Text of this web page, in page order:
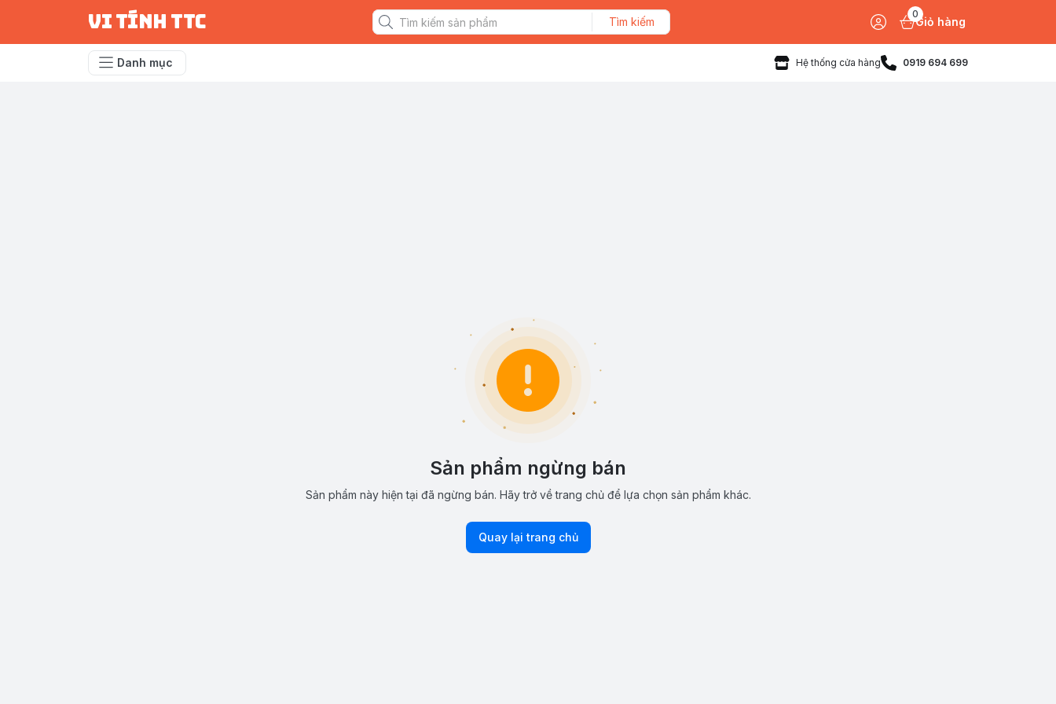
vi tính ttc Tìm kiếm
0
Giỏ hàng
Danh mục Hệ thống cửa hàng 0919 694 699
Sản phẩm ngừng bán
Sản phẩm này hiện tại đã ngừng bán. Hãy trở về trang chủ để lựa chọn sản phẩm khác.
Quay lại trang chủ